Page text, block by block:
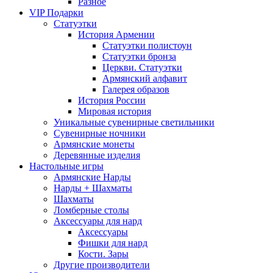
VIP Подарки
Статуэтки
История Армении
Статуэтки полистоун
Статуэтки бронза
Церкви. Статуэтки
Армянский алфавит
Галерея образов
История России
Мировая история
Уникальные сувенирные светильники
Сувенирные ночники
Армянские монеты
Деревянные изделия
Настольные игры
Армянские Нарды
Нарды + Шахматы
Шахматы
Ломберные столы
Аксессуары для нард
Аксессуары
Фишки для нард
Кости. Зары
Другие производители